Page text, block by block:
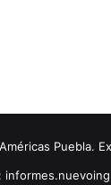
Puebla.